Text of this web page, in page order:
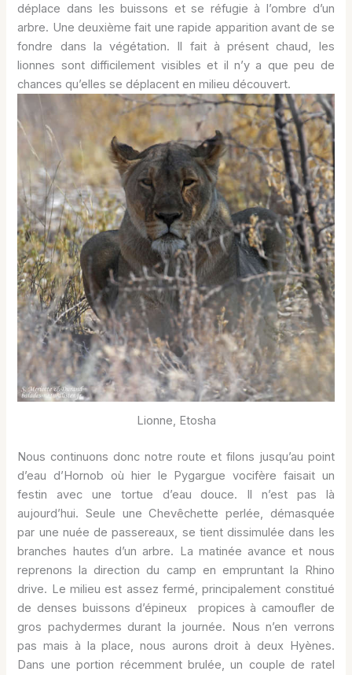
déplace dans les buissons et se réfugie à l’ombre d’un
arbre. Une deuxième fait une rapide apparition avant de se
fondre dans la végétation. Il fait à présent chaud, les
lionnes sont difficilement visibles et il n’y a que peu de
chances qu’elles se déplacent en milieu découvert.
Lionne, Etosha
Nous continuons donc notre route et filons jusqu’au point
d’eau d’Hornob où hier le Pygargue vocifère faisait un
festin avec une tortue d’eau douce. Il n’est pas là
aujourd’hui. Seule une Chevêchette perlée, démasquée
par une nuée de passereaux, se tient dissimulée dans les
branches hautes d’un arbre. La matinée avance et nous
reprenons la direction du camp en empruntant la Rhino
drive. Le milieu est assez fermé, principalement constitué
de denses buissons d’épineux propices à camoufler de
gros pachydermes durant la journée. Nous n’en verrons
pas mais à la place, nous aurons droit à deux Hyènes.
Dans une portion récemment brulée, un couple de ratel